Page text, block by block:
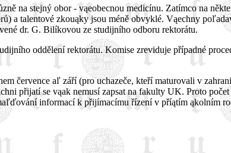
na stejný obor - vąeobecnou medicínu. Zatímco na
a talentové zkouąky jsou méně obvyklé. Vąechny
dr. G. Bilíkovou ze studijního odboru rektorátu.
oddělení rektorátu. Komise zreviduje případné
července aľ září (pro uchazeče, kteří maturovali v
přijatí se vąak nemusí zapsat na fakulty UK. Proto
informací k přijímacímu řízení v příątím ąkolním